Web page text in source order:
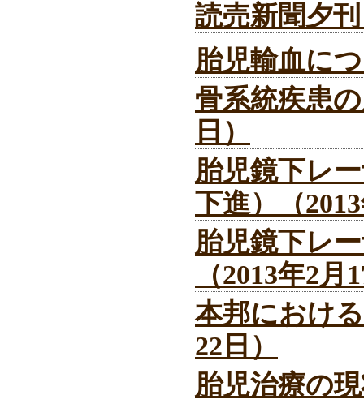
読売新聞夕
胎児輸血に
骨系統疾患
日）
胎児鏡下レ
下進）（
胎児鏡下レ
（2013年2月
本邦におけ
22日）
胎児治療の